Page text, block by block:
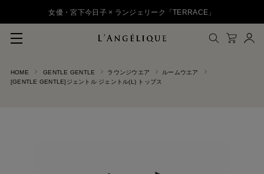
女優・宮下今日子 × ランジェリーク「TERRACE」
メルマガ登録
HOME GENTLE GENTLE ラウンジウエア
ルームウエア
[GENTLE GENTLE]ジェントル ジェントル(L) トップス